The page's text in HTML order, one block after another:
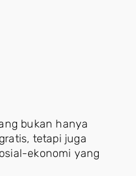
bukan hanya
tetapi juga
ekonomi yang